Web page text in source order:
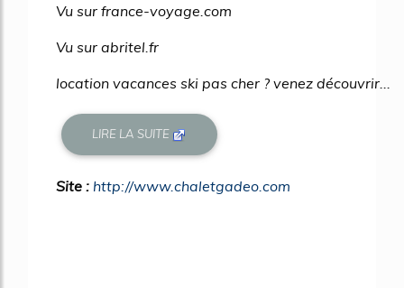
Vu sur france-voyage.com
Vu sur abritel.fr
location vacances ski pas cher ? venez découvrir...
LIRE LA SUITE
Site : http://www.chaletgadeo.com